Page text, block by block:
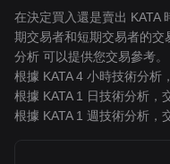
在決定買入還是賣出 KATA
期交易者和短期交易者的交
分析 可以提供您交易參考。
根據 KATA 4 小時技術分析
根據 KATA 1 日技術分析，
根據 KATA 1 週技術分析，